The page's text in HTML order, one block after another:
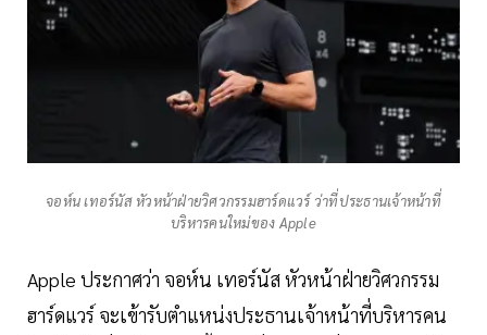
จอห์น เทอร์นัส หัวหน้าฝ่ายวิศวกรรมฮาร์ดแวร์ ว่าที่ประธานเจ้าหน้าที่
บริหารคนใหม่ของ Apple
Apple ประกาศว่า จอห์น เทอร์นัส หัวหน้าฝ่ายวิศวกรรม
ฮาร์ดแวร์ จะเข้ารับตำแหน่งประธานเจ้าหน้าที่บริหารคน